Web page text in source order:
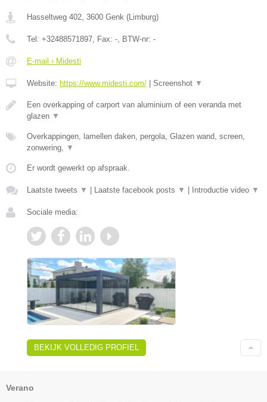
Hasseltweg 402, 3600 Genk (Limburg)
Tel: +32488571897, Fax: -, BTW-nr: -
E-mail › Midesti
Website: https://www.midesti.com/ Screenshot ▼
Een overkapping of carport van aluminium of een veranda met
glazen ▼
Overkappingen, lamellen daken, pergola, Glazen wand, screen,
zonwering, ▼
Er wordt gewerkt op afspraak.
Laatste tweets ▼ Laatste facebook posts ▼ Introductie video ▼
Sociale media:
BEKIJK VOLLEDIG PROFIEL
Verano